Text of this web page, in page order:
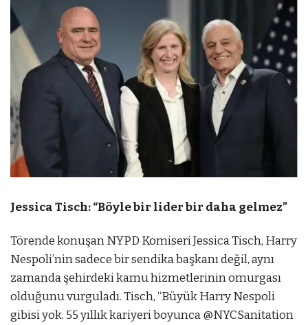
Jessica Tisch: “Böyle bir lider bir daha gelmez”
Törende konuşan NYPD Komiseri Jessica Tisch, Harry
Nespoli’nin sadece bir sendika başkanı değil, aynı
zamanda şehirdeki kamu hizmetlerinin omurgası
olduğunu vurguladı. Tisch, “Büyük Harry Nespoli
gibisi yok. 55 yıllık kariyeri boyunca @NYCSanitation